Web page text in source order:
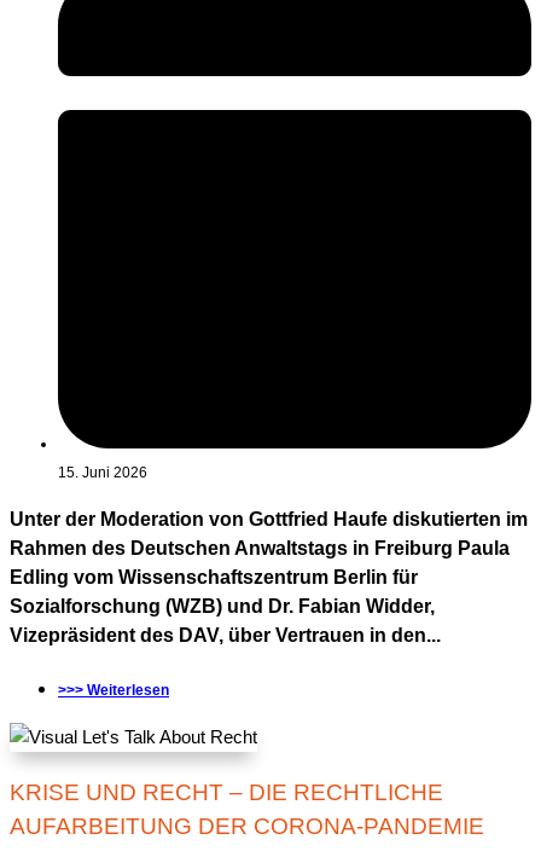
15. Juni 2026
Unter der Moderation von Gottfried Haufe diskutierten im
Rahmen des Deutschen Anwaltstags in Freiburg Paula
Edling vom Wissenschaftszentrum Berlin für
Sozialforschung (WZB) und Dr. Fabian Widder,
Vizepräsident des DAV, über Vertrauen in den...
>>> Weiterlesen
KRISE UND RECHT – DIE RECHTLICHE
AUFARBEITUNG DER CORONA-PANDEMIE